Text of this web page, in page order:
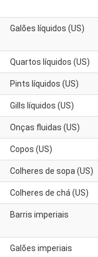
Galões líquidos (US)
Quartos líquidos (US)
Pints líquidos (US)
Gills líquidos (US)
Onças fluidas (US)
Copos (US)
Colheres de sopa (US)
Colheres de chá (US)
Barris imperiais
Galões imperiais